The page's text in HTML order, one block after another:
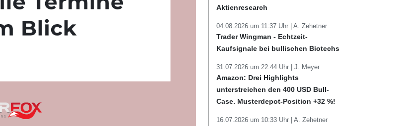
Aktienresearch
04.08.2026 um 11:37 Uhr | A. Zehetner
Trader Wingman - Echtzeit-
Kaufsignale bei bullischen Biotechs
31.07.2026 um 22:44 Uhr | J. Meyer
Amazon: Drei Highlights
unterstreichen den 400 USD Bull-
Case. Musterdepot-Position +32 %!
16.07.2026 um 10:33 Uhr | A. Zehetner